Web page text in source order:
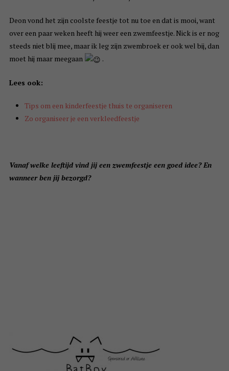
Deon vond het zijn coolste feestje tot nu toe en dat is mooi, want
over een paar weken heeft hij weer een zwemfeestje. Nick is er nog
steeds niet blij mee, maar ik leg zijn zwembroek er ook wel bij, dan
moet hij maar meegaan
.
Lees ook:
Tips om een kinderfeestje thuis te organiseren
Zo organiseer je een verkleedfeestje
Vanaf welke leeftijd vind jij een zwemfeestje een goed idee? En
wanneer ben jij bezorgd?